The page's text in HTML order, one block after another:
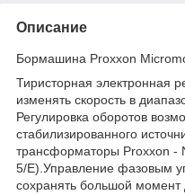
Описание
Бормашина Proxxon
Тиристорная электронная
изменять скорость в
Регулировка оборотов
стабилизированного
трансформаторы Proxxon -
5/E).Управление фазовым
сохранять большой момент